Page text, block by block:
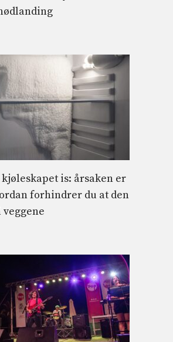
is: årsaken er
forhindrer du at den
veggene